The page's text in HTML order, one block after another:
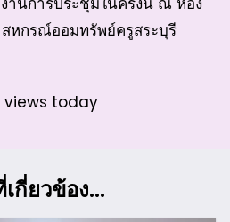
หกรณ์ออมทรัพย์ครูสระบุรี
views today
กี่ยวข้อง...